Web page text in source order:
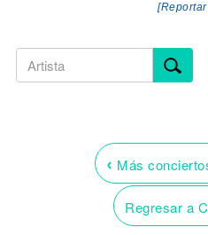
‹ Más
Regresar a